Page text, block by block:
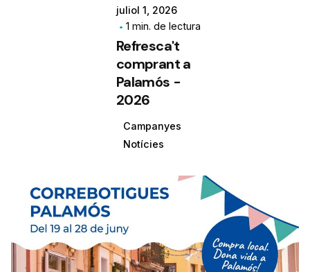
juliol 1, 2026
1 min. de lectura
Refresca't
comprant a
Palamós -
2026
Campanyes
Notícies